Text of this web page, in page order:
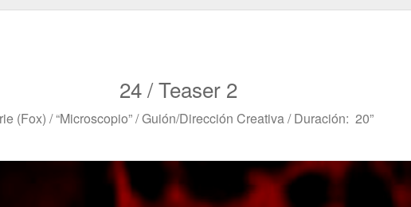
24 / Teaser 2
(Fox) / “Microscopio” / Guión/Dirección Creativa / Duración: 20”